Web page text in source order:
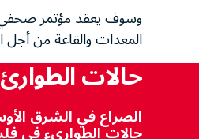
وسوف يعقد مؤتمر صحفي
المعدات والقاعة من
حالات الطوارئ
الصراع في الشرق